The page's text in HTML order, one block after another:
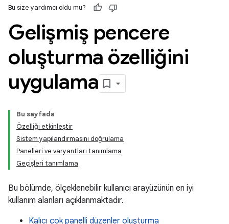
Bu size yardımcı oldu mu?
Gelişmiş pencere
oluşturma özelliğini
uygulama
Bu sayfada
Özelliği etkinleştir
Sistem yapılandırmasını doğrulama
Panelleri ve varyantları tanımlama
Geçişleri tanımlama
Bu bölümde, ölçeklenebilir kullanıcı arayüzünün en iyi
kullanım alanları açıklanmaktadır.
Kalıcı çok panelli düzenler oluşturma